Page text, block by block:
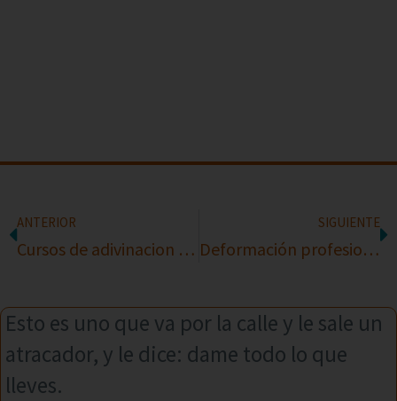
ANTERIOR
Cursos de adivinacion al instante
SIGUIENTE
Deformación profesional
Esto es uno que va por la calle y le sale un
atracador, y le dice: dame todo lo que
lleves.